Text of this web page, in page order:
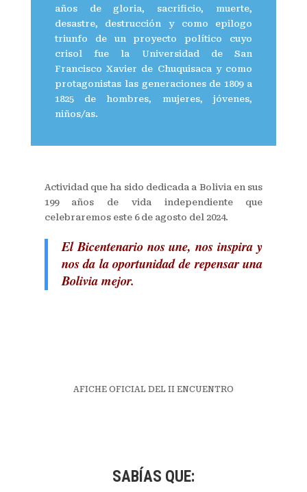
años de gloria, sacrificio, muerte,
desastre, destrucción y como epilogo
triunfo de un proyecto político cuyo
crisol fue la Universidad de San
Francisco Xavier de Chuquisaca y como
protagonistas las generaciones de 1809 a
1825 de hombres, mujeres, jóvenes,
niños/as.
Actividad que ha sido dedicada a Bolivia en sus
199 años de vida independiente que
celebraremos este 6 de agosto del 2024.
El Bicentenario nos une, nos inspira y
nos da la oportunidad de repensar una
Bolivia mejor.
AFICHE OFICIAL DEL II ENCUENTRO
SABÍAS QUE: